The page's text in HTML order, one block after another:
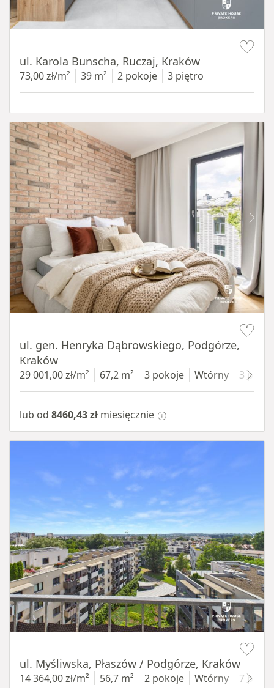
ul. Karola Bunscha, Ruczaj, Kraków
73,00 zł/m² 39 m² 2 pokoje 3 piętro
ul. gen. Henryka Dąbrowskiego, Podgórze,
Kraków
29 001,00 zł/m² 67,2 m² 3 pokoje Wtórny 3
lub od 8460,43 zł miesięcznie
ul. Myśliwska, Płaszów / Podgórze, Kraków
14 364,00 zł/m² 56,7 m² 2 pokoje Wtórny 7